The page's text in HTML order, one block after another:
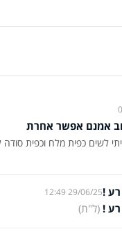
אמנם אפשר אחרת
לשים כפית מלח וכפית
!
29/06/25 12:49
! (ל"ת)